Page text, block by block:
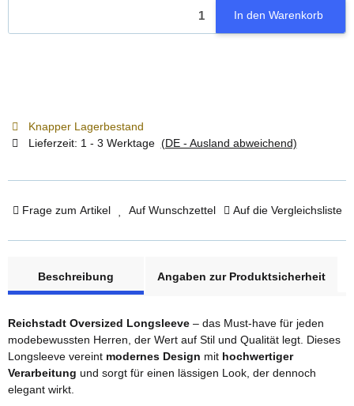
In den Warenkorb
Knapper Lagerbestand
Lieferzeit: 1 - 3 Werktage (DE - Ausland abweichend)
Frage zum Artikel Auf Wunschzettel Auf die Vergleichsliste
Beschreibung
Angaben zur Produktsicherheit
Reichstadt Oversized Longsleeve – das Must-have für jeden
modebewussten Herren, der Wert auf Stil und Qualität legt. Dieses
Longsleeve vereint modernes Design mit hochwertiger
Verarbeitung und sorgt für einen lässigen Look, der dennoch
elegant wirkt.